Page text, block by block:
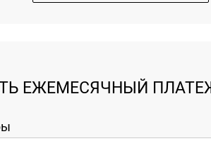
ЕЖЕМЕСЯЧНЫЙ